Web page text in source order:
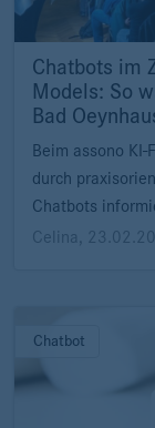
Chatbots im
Models: So
Bad
Beim assono
durch
Chatbots
Celina
Chatbot